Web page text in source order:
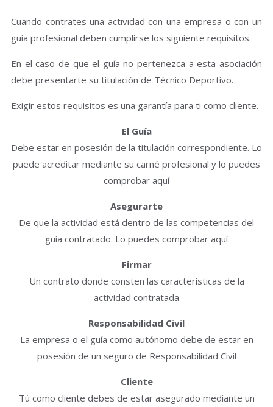
Cuando contrates una actividad con una empresa o con un
guía profesional deben cumplirse los siguiente requisitos.
En el caso de que el guía no pertenezca a esta asociación
debe presentarte su titulación de Técnico Deportivo.
Exigir estos requisitos es una garantía para ti como cliente.
El Guía
Debe estar en posesión de la titulación correspondiente. Lo
puede acreditar mediante su carné profesional y lo puedes
comprobar aquí
Asegurarte
De que la actividad está dentro de las competencias del
guía contratado. Lo puedes comprobar aquí
Firmar
Un contrato donde consten las características de la
actividad contratada
Responsabilidad Civil
La empresa o el guía como autónomo debe de estar en
posesión de un seguro de Responsabilidad Civil
Cliente
Tú como cliente debes de estar asegurado mediante un